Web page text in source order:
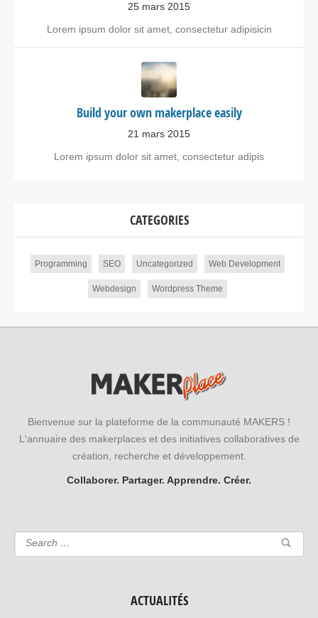
25 mars 2015
Lorem ipsum dolor sit amet, consectetur adipisicin
Build your own makerplace easily
21 mars 2015
Lorem ipsum dolor sit amet, consectetur adipis
CATEGORIES
Programming SEO Uncategorized Web Development
Webdesign Wordpress Theme
Bienvenue sur la plateforme de la communauté MAKERS !
L'annuaire des makerplaces et des initiatives collaboratives de
création, recherche et développement.
Collaborer. Partager. Apprendre. Créer.
ACTUALITÉS